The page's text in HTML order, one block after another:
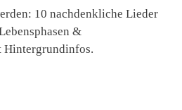
10 nachdenkliche Lieder
&
Hintergrundinfos.